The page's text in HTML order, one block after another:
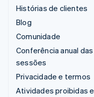
Histórias de clientes
Blog
Comunidade
Conferência anual das
sessões
Privacidade e termos
Atividades proibidas e